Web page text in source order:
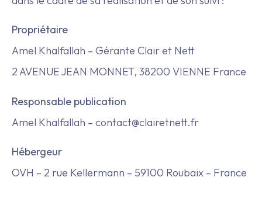
Propriétaire
Amel Khalfallah – Gérante Clair et Nett
2 AVENUE JEAN MONNET, 38200 VIENNE France
Responsable publication
Amel Khalfallah – contact@clairetnett.fr
Hébergeur
OVH – 2 rue Kellermann – 59100 Roubaix – France